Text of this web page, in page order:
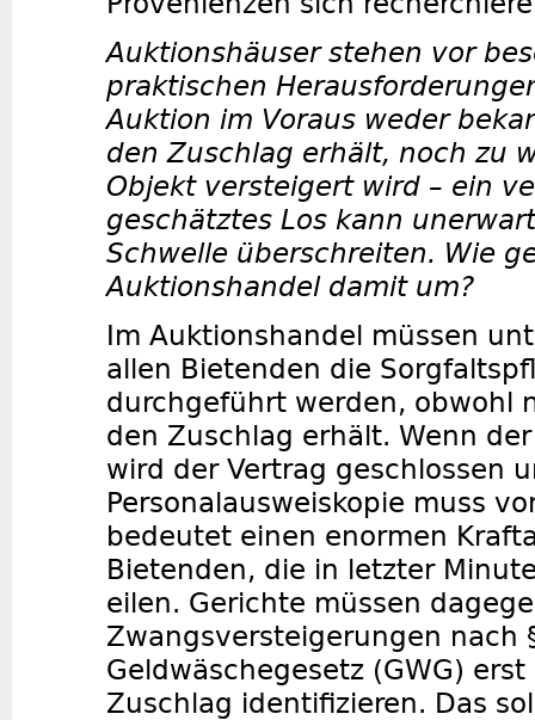
Auktionshäuser stehen vor
praktischen
Auktion im Voraus weder
den Zuschlag erhält, noch zu
Objekt versteigert wird – ein
geschätztes Los kann
Schwelle überschreiten. Wie
Auktionshandel damit um?
Im Auktionshandel müssen
allen Bietenden die
durchgeführt werden, obwohl
den Zuschlag erhält. Wenn
wird der Vertrag geschlossen
Personalausweiskopie muss
bedeutet einen enormen
Bietenden, die in letzter
eilen. Gerichte müssen
Zwangsversteigerungen nach
Geldwäschegesetz (GWG)
Zuschlag identifizieren. Das